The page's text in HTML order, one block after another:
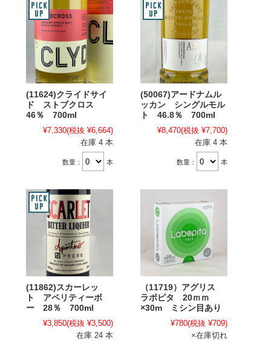
(11624)クライドサイ
ド ストブクロス
46％ 700ml
¥7,330(税抜 ¥6,664)
在庫 4 本
数量： 本
(50067)アードナムル
ッカン シングルモル
ト 46.8％ 700ml
¥8,470(税抜 ¥7,700)
在庫 4 本
数量： 本
(11862)スカーレッ
ト アペリティーボ
ー 28％ 700ml
¥3,850(税抜 ¥3,500)
在庫 24 本
（11719）アグリス
ラボピタ 20ｍｍ
×30m ミシン目あり
¥780(税抜 ¥709)
×在庫切れ